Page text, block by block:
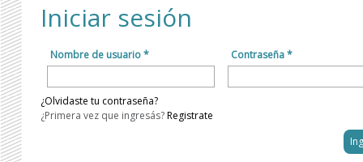
Iniciar sesión
Nombre de usuario * Contraseña *
¿Olvidaste tu contraseña?
¿Primera vez que ingresás?Registrate